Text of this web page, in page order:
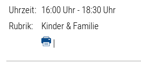
Uhrzeit: 16:00 Uhr - 18:30 Uhr
Rubrik:
Kinder & Familie
|